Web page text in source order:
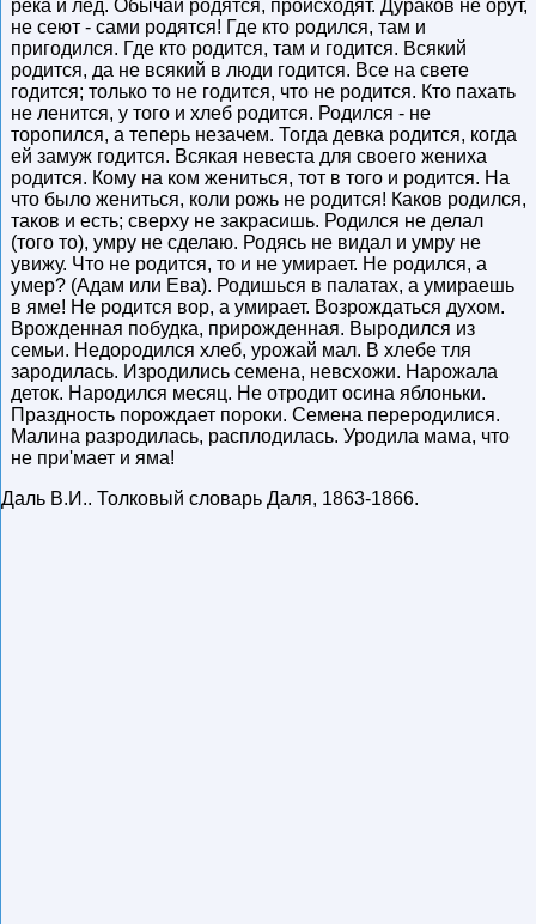
река и лед. Обычаи родятся, происходят. Дураков не орут,
не сеют - сами родятся! Где кто родился, там и
пригодился. Где кто родится, там и годится. Всякий
родится, да не всякий в люди годится. Все на свете
годится; только то не годится, что не родится. Кто пахать
не ленится, у того и хлеб родится. Родился - не
торопился, а теперь незачем. Тогда девка родится, когда
ей замуж годится. Всякая невеста для своего жениха
родится. Кому на ком жениться, тот в того и родится. На
что было жениться, коли рожь не родится! Каков родился,
таков и есть; сверху не закрасишь. Родился не делал
(того то), умру не сделаю. Родясь не видал и умру не
увижу. Что не родится, то и не умирает. Не родился, а
умер? (Адам или Ева). Родишься в палатах, а умираешь
в яме! Не родится вор, а умирает. Возрождаться духом.
Врожденная побудка, прирожденная. Выродился из
семьи. Недородился хлеб, урожай мал. В хлебе тля
зародилась. Изродились семена, невсхожи. Нарожала
деток. Народился месяц. Не отродит осина яблоньки.
Праздность порождает пороки. Семена переродилися.
Малина разродилась, расплодилась. Уродила мама, что
не при'мает и яма!
Даль В.И.. Толковый словарь Даля, 1863-1866.